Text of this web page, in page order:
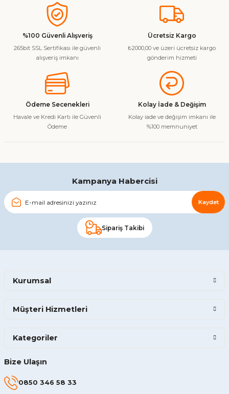
konularda yetersiz gördüğünüz noktaları öneri formunu
kullanarak tarafımıza iletebilirsiniz.
Görüş ve önerileriniz için teşekkür ederiz.
Ürün resmi kalitesiz, bozuk veya görüntülenemiyor.
Ürün bilgilerinde hatalar bulunuyor.
Ürün fiyatı diğer sitelerden daha pahalı.
Gönder
%100 Güvenli Alışveriş
265bit SSL Sertifikası ile güvenli
alışveriş imkanı
Ücretsiz Kargo
₺2000,00 ve üzeri ücretsiz kargo
gönderim hizmeti
Ödeme Secenekleri
Havale ve Kredi Kartı ile Güvenli
Ödeme
Kolay İade & Değişim
Kolay iade ve değişim imkanı ile
%100 memnuniyet
Kampanya Habercisi
Kaydet
Sipariş Takibi
Bize Ulaşın
0850 346 58 33
Kurumsal
Müşteri Hizmetleri
Kategoriler